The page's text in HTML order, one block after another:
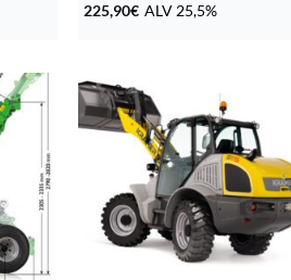
225,90€ ALV 25,5%